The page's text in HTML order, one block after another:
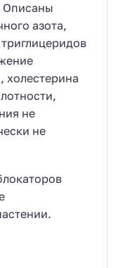
Описаны
азота,
холестерина
не
не